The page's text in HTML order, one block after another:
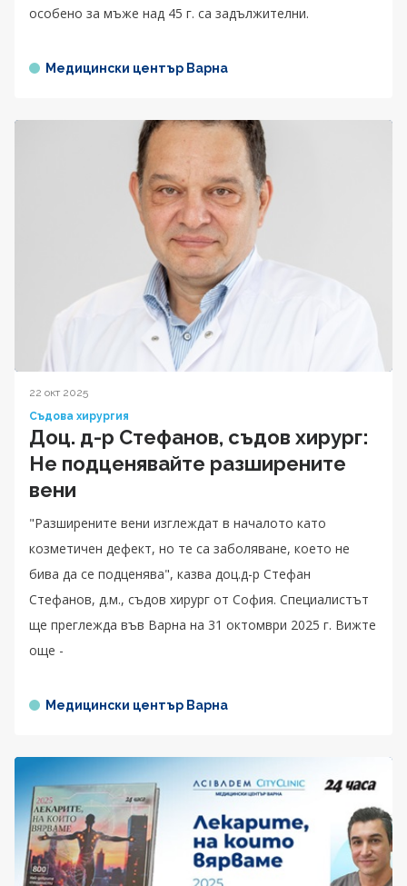
особено за мъже над 45 г. са задължителни.
Медицински център Варна
22 окт 2025
Съдова хирургия
Доц. д-р Стефанов, съдов хирург:
Не подценявайте разширените
вени
"Разширените вени изглеждат в началото като
козметичен дефект, но те са заболяване, което не
бива да се подценява", казва доц.д-р Стефан
Стефанов, д.м., съдов хирург от София. Специалистът
ще преглежда във Варна на 31 октомври 2025 г. Вижте
още -
Медицински център Варна